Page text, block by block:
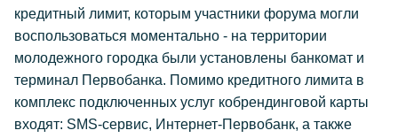
кредитный лимит, которым участники форума могли
воспользоваться моментально - на территории
молодежного городка были установлены банкомат и
терминал Первобанка. Помимо кредитного лимита в
комплекс подключенных услуг кобрендинговой карты
входят: SMS-сервис, Интернет-Первобанк, а также